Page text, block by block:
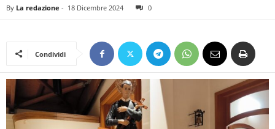
By La redazione - 18 Dicembre 2024 0
Condividi